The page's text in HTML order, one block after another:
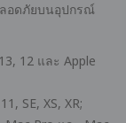
ลอดภัยบนอุปกรณ์
12 และ Apple
SE, XS, XR;